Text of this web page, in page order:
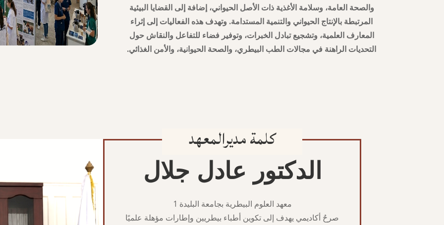
والصحة العامة، وسلامة الأغذية ذات الأصل الحيواني، إضافة إلى القضايا البيئية
المرتبطة بالإنتاج الحيواني والتنمية المستدامة. وتهدف هذه الفعاليات إلى إثراء
المعارف العلمية، وتشجيع تبادل الخبرات، وتوفير فضاء للتفاعل والنقاش حول
التحديات الراهنة في مجالات الطب البيطري، والصحة الحيوانية، والأمن الغذائي.
كلمة مديرالمعهد
الدكتور عادل جلال
معهد العلوم البيطرية بجامعة البليدة 1
صرحٌ أكاديمي يهدف إلى تكوين أطباء بيطريين وإطارات مؤهلة علميًا